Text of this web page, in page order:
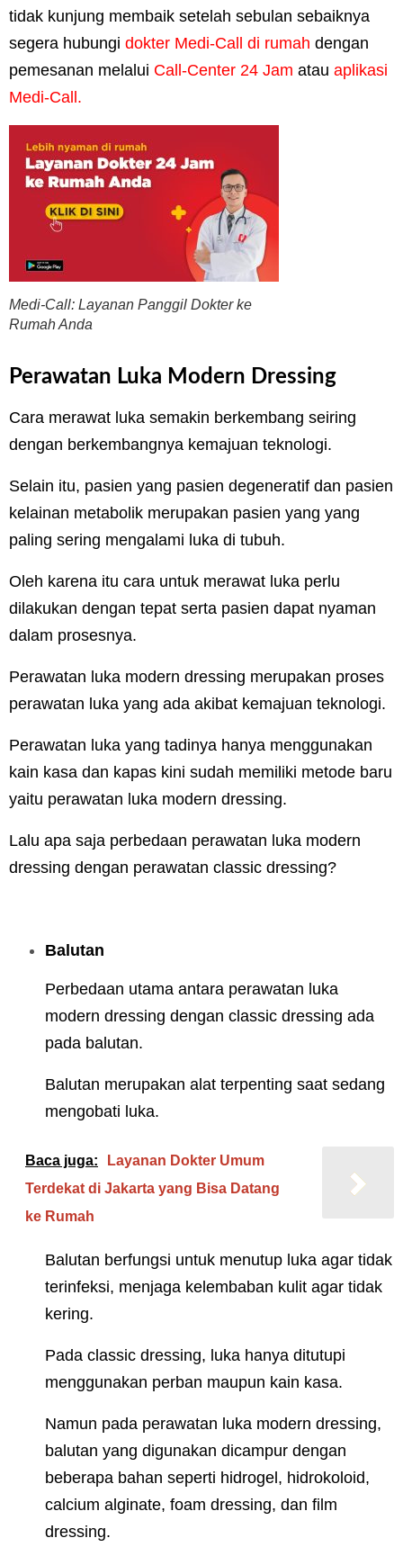
tidak kunjung membaik setelah sebulan sebaiknya
segera hubungi dokter Medi-Call di rumah dengan
pemesanan melalui Call-Center 24 Jam atau aplikasi
Medi-Call.
Medi-Call: Layanan Panggil Dokter ke
Rumah Anda
Perawatan Luka Modern Dressing
Cara merawat luka semakin berkembang seiring
dengan berkembangnya kemajuan teknologi.
Selain itu, pasien yang pasien degeneratif dan pasien
kelainan metabolik merupakan pasien yang yang
paling sering mengalami luka di tubuh.
Oleh karena itu cara untuk merawat luka perlu
dilakukan dengan tepat serta pasien dapat nyaman
dalam prosesnya.
Perawatan luka modern dressing merupakan proses
perawatan luka yang ada akibat kemajuan teknologi.
Perawatan luka yang tadinya hanya menggunakan
kain kasa dan kapas kini sudah memiliki metode baru
yaitu perawatan luka modern dressing.
Lalu apa saja perbedaan perawatan luka modern
dressing dengan perawatan classic dressing?
Balutan
Perbedaan utama antara perawatan luka
modern dressing dengan classic dressing ada
pada balutan.
Balutan merupakan alat terpenting saat sedang
mengobati luka.
Baca juga:
Layanan Dokter Umum
Terdekat di Jakarta yang Bisa Datang
ke Rumah
Balutan berfungsi untuk menutup luka agar tidak
terinfeksi, menjaga kelembaban kulit agar tidak
kering.
Pada classic dressing, luka hanya ditutupi
menggunakan perban maupun kain kasa.
Namun pada perawatan luka modern dressing,
balutan yang digunakan dicampur dengan
beberapa bahan seperti hidrogel, hidrokoloid,
calcium alginate, foam dressing, dan film
dressing.